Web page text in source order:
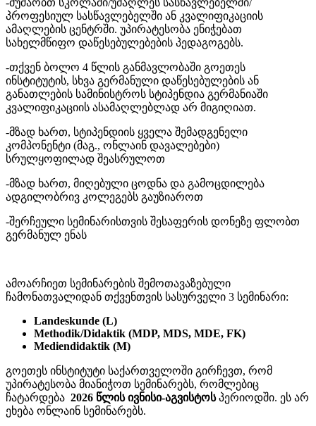
-მუშაობთ სკოლაში/უმაღლეს სასწავლებელში/
პროფესიულ სასწავლებელში ან კვალიფიკაციის
ამაღლების ცენტრში. უპირატესობა ენიჭებათ
სახელმწიფო დაწესებულებების პედაგოგებს.
-თქვენ ბოლო 4 წლის განმავლობაში გოეთეს
ინსტიტუტის, სხვა გერმანული დაწესებულების ან
განათლების სამინისტროს სტიპენდია გერმანიაში
კვალიფიკაციის ასამაღლებლად არ მიგიღიათ.
-მზად ხართ, სტიპენდიის ყველა შემადგენელი
კომპონენტი (მაგ., ონლაინ დავალებები)
სრულყოფილად შეასრულოთ
-მზად ხართ, მიღებული ცოდნა და გამოცდილება
ადგილობრივ კოლეგებს გაუზიაროთ
-შერჩეული სემინარისთვის შესაფერის დონეზე ფლობთ
გერმანულ ენას
ამოარჩიეთ სემინარების შემოთავაზებული
ჩამონათვალიდან თქვენთვის სასურველი 3 სემინარი:
Landeskunde (L)
Methodik/Didaktik (MDP, MDS, MDE, FK)
Mediendidaktik (M)
გოეთეს ინსტიტუტი საქართველოში გირჩევთ, რომ
უპირატესობა მიანიჭოთ სემინარებს, რომლებიც
ჩატარდება 2026 წლის ივნისი-აგვისტოსპერიოდში. ეს არ
ეხება ონლაინ სემინარებს.